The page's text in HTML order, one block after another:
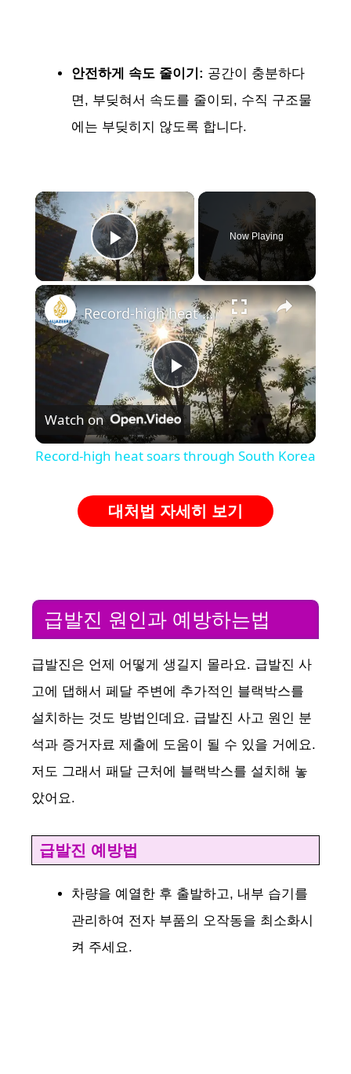
안전하게 속도 줄이기: 공간이 충분하다
면, 부딪혀서 속도를 줄이되, 수직 구조물
에는 부딪히지 않도록 합니다​​​​.
×
Play Video
Now Playing
×
P
l
y
i
d
e
o
Record-high heat soars through South Korea
Watch on
Record-high heat soars through South Korea
대처법 자세히 보기
급발진 원인과 예방하는법
급발진은 언제 어떻게 생길지 몰라요. 급발진 사
고에 댑해서 페달 주변에 추가적인 블랙박스를
설치하는 것도 방법인데요. 급발진 사고 원인 분
석과 증거자료 제출에 도움이 될 수 있을 거에요.
저도 그래서 패달 근처에 블랙박스를 설치해 놓
았어요.
급발진 예방법
차량을 예열한 후 출발하고, 내부 습기를
관리하여 전자 부품의 오작동을 최소화시
켜 주세요.